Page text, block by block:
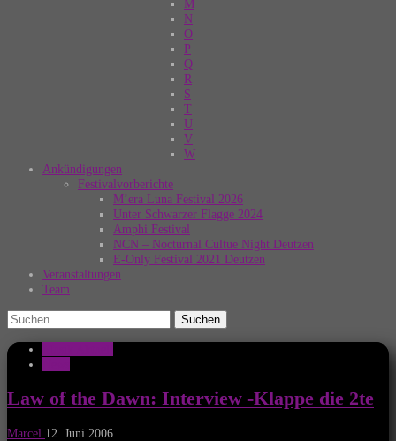
M
N
O
P
Q
R
S
T
U
V
W
Ankündigungen
Festivalvorberichte
M’era Luna Festival 2026
Unter Schwarzer Flagge 2024
Amphi Festival
NCN – Nocturnal Cultue Night Deutzen
E-Only Festival 2021 Deutzen
Veranstaltungen
Team
Suchen
nach:
Law of the Dawn: Interview -Klappe die 2te
Marcel 12. Juni 2006